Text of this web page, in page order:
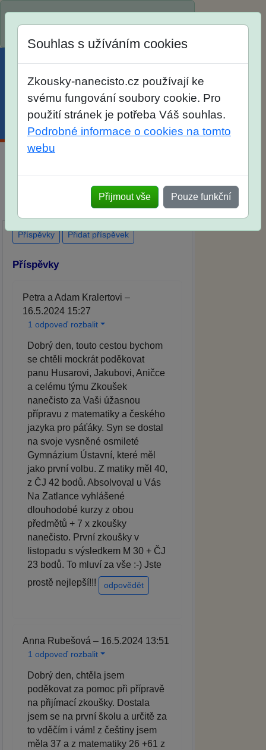
SŠ? Vaše ohlasy po skutečných
přijímacích zkouškách
Souhlas s užíváním cookies
Zkousky-nanecisto.cz používají ke
svému fungování soubory cookie. Pro
použití stránek je potřeba Váš souhlas.
Podrobné informace o cookies na tomto
webu
Přijmout vše Pouze funkční
Příspěvky Přidat příspěvek
Příspěvky
Petra a Adam Kralertovi –
16.5.2024 15:27
1 odpoveď rozbalit
Dobrý den, touto cestou bychom
se chtěli mockrát poděkovat
panu Husarovi, Jakubovi, Aničce
a celému týmu Zkoušek
nanečisto za Vaši úžasnou
přípravu z matematiky a českého
jazyka pro páťáky. Syn se dostal
na svoje vysněné osmileté
Gymnázium Ústavní, které měl
jako první volbu. Z matiky měl 40,
z ČJ 42 bodů. Absolvoval u Vás
Na Zatlance vyhlášené
dlouhodobé kurzy z obou
předmětů + 7 x zkoušky
nanečisto. První zkoušky v
listopadu s výsledkem M 30 + ČJ
23 bodů. To mluví za vše :-) Jste
prostě nejlepší!!!
odpovědět
Anna Rubešová – 16.5.2024 13:51
1 odpoveď rozbalit
Dobrý den, chtěla jsem
poděkovat za pomoc při přípravě
na přijímací zkoušky. Dostala
jsem se na první školu a určitě za
to vděčím i vám! z češtiny jsem
měla 37 a z matematiky 26 +61 z